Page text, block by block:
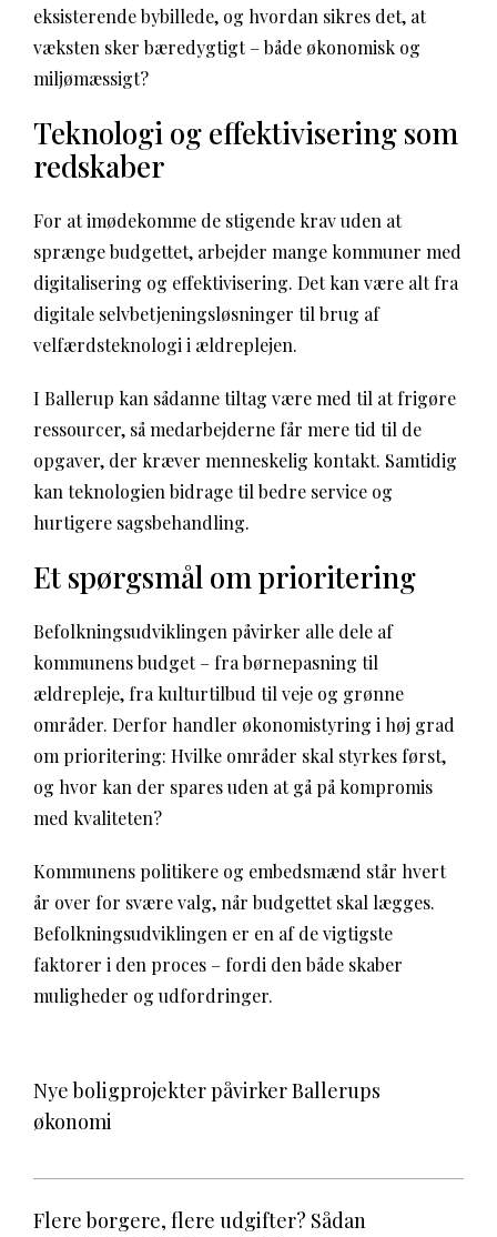
eksisterende bybillede, og hvordan sikres det, at
væksten sker bæredygtigt – både økonomisk og
miljømæssigt?
Teknologi og effektivisering som
redskaber
For at imødekomme de stigende krav uden at
sprænge budgettet, arbejder mange kommuner med
digitalisering og effektivisering. Det kan være alt fra
digitale selvbetjeningsløsninger til brug af
velfærdsteknologi i ældreplejen.
I Ballerup kan sådanne tiltag være med til at frigøre
ressourcer, så medarbejderne får mere tid til de
opgaver, der kræver menneskelig kontakt. Samtidig
kan teknologien bidrage til bedre service og
hurtigere sagsbehandling.
Et spørgsmål om prioritering
Befolkningsudviklingen påvirker alle dele af
kommunens budget – fra børnepasning til
ældrepleje, fra kulturtilbud til veje og grønne
områder. Derfor handler økonomistyring i høj grad
om prioritering: Hvilke områder skal styrkes først,
og hvor kan der spares uden at gå på kompromis
med kvaliteten?
Kommunens politikere og embedsmænd står hvert
år over for svære valg, når budgettet skal lægges.
Befolkningsudviklingen er en af de vigtigste
faktorer i den proces – fordi den både skaber
muligheder og udfordringer.
Nye boligprojekter påvirker Ballerups
økonomi
Flere borgere, flere udgifter? Sådan